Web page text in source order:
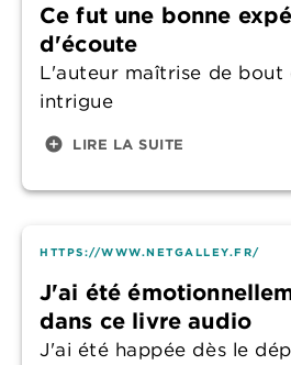
Ce fut une bonne
d'écoute
L'auteur maîtrise de bout
intrigue
add_circle LIRE LA SUITE
HTTPS://WWW.NETGALLEY.FR/
J'ai été
dans ce livre audio
J'ai été happée dès le